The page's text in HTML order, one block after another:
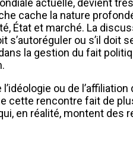
actuelle, devient
cache la nature
État et marché. La
ou s’il doit
la gestion du fait
ou de
rencontre fait de
en réalité, montent des